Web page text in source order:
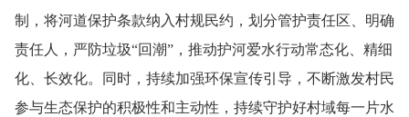
制，将河道保护条款纳入村规民约，划分管护责任区、明确
责任人，严防垃圾“回潮”，推动护河爱水行动常态化、精细
化、长效化。同时，持续加强环保宣传引导，不断激发村民
参与生态保护的积极性和主动性，持续守护好村域每一片水